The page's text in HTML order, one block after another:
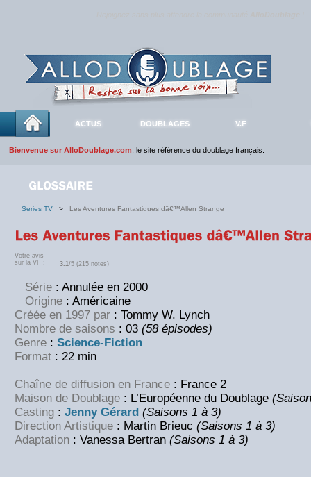
ACTUS DOUBLAGES V.F
Bienvenue sur AlloDoublage.com , le site référence du doublage français.
Series TV > Les Aventures Fantastiques dâ€™Allen Strange
Votre avis
sur la VF :
3.1/5 (215 notes)
Série : Annulée en 2000
Origine : Américaine
Créée en 1997 par : Tommy W. Lynch
Nombre de saisons : 03 (58 épisodes)
Genre : Science-Fiction
Format : 22 min
Chaîne de diffusion en France : France 2
Maison de Doublage : L’Européenne du Doublage
Casting : Jenny Gérard (Saisons 1 à 3)
Direction Artistique : Martin Brieuc (Saisons 1 à 3)
Adaptation : Vanessa Bertran (Saisons 1 à 3)